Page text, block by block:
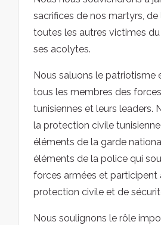
sacrifices de nos martyrs,
toutes les autres victimes
ses acolytes.
Nous saluons le patriotisme
tous les membres des
tunisiennes et leurs leaders.
la protection civile
éléments de la garde
éléments de la police qui
forces armées et participent
protection civile et de
Nous soulignons le rôle